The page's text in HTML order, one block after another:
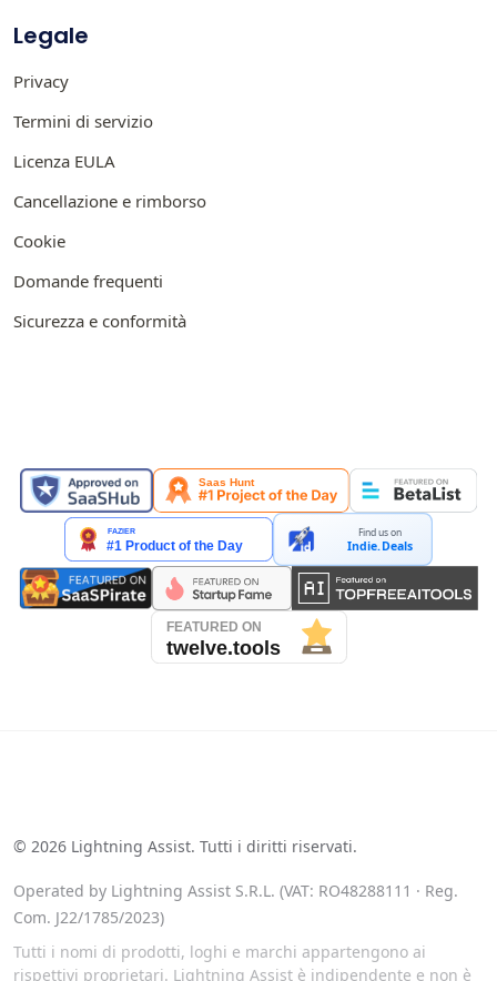
Legale
Privacy
Termini di servizio
Licenza EULA
Cancellazione e rimborso
Cookie
Domande frequenti
Sicurezza e conformità
Find us on
Indie.Deals
© 2026 Lightning Assist. Tutti i diritti riservati.
Operated by Lightning Assist S.R.L. (VAT: RO48288111 · Reg.
Com. J22/1785/2023)
Tutti i nomi di prodotti, loghi e marchi appartengono ai
rispettivi proprietari. Lightning Assist è indipendente e non è